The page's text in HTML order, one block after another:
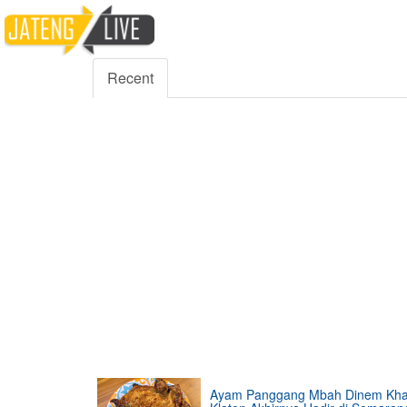
5000 Fans
Recent
Ayam Panggang Mbah Dinem